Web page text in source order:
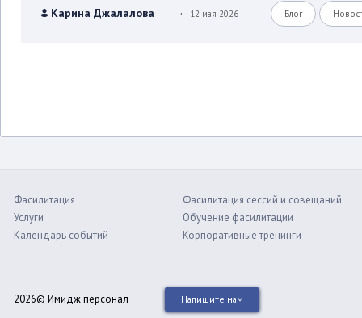
Карина Джалалова . 12 мая 2026 Блог
Фасилитация
Услуги
Календарь событий
Фасилитация сессий и совещаний
Обучение фасилитации
Корпоративные тренинги
2026© Имидж персонал Напишите нам